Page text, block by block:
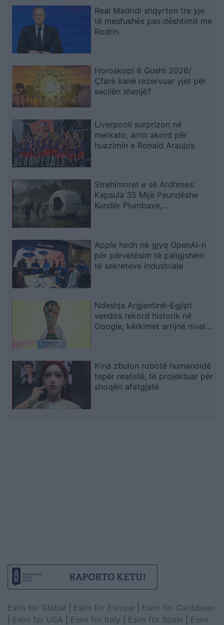
Real Madridi shqyrton tre yje
të mesfushës pas dështimit me
Rodrin
Horoskopi 8 Gusht 2026/
Çfarë kanë rezervuar yjet për
secilën shenjë?
Liverpooli surprizon në
merkato, arrin akord për
huazimin e Ronald Araujos
Strehimoret e së Ardhmes:
Kapsula 35 Mijë Paundëshe
Kundër Plumbave,
Apple hedh në gjyq OpenAI-n
për përvetësim të paligjshëm
të sekreteve industriale
Ndeshja Argjentinë–Egjipt
vendos rekord historik në
Google, kërkimet arrijnë nivele
Kina zbulon robotë humanoidë
tepër realistë, të projektuar për
shoqëri afatgjatë
Esim for Global Esim for Europe
Esim for Caribbean
Esim for USA Esim for Italy Esim for Spain
Esim